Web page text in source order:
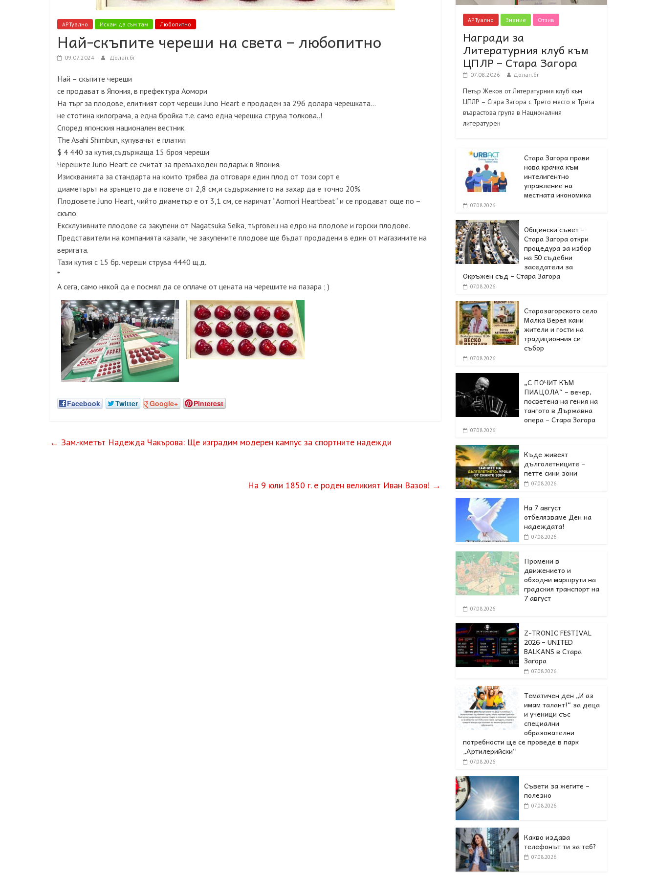
АРТуално Искам да съм там Любопитно
Най-скъпите череши на света – любопитно
09.07.2024 Долап.бг
Най – скъпите череши
се продават в Япония, в префектура Аомори
На търг за плодове, елитният сорт череши Juno Heart е продаден за 296 долара черешката…
не стотина килограма, а една бройка т.е. само една черешка струва толкова..!
Според японския национален вестник
The Asahi Shimbun, купувачът е платил
$ 4 440 за кутия,съдържаща 15 броя череши
Черешите Juno Heart се считат за превъзходен подарък в Япония.
Изискванията за стандарта на които трябва да отговаря един плод от този сорт е
диаметърът на зрънцето да е повече от 2,8 см,и съдържанието на захар да е точно 20%.
Плодовете Juno Heart, чийто диаметър е от 3,1 см, се наричат ​​​​“Aomori Heartbeat“ и се продават още по –
скъпо.
Ексклузивните плодове са закупени от Nagatsuka Seika, търговец на едро на плодове и горски плодове.
Представители на компанията казали, че закупените плодове ще бъдат продадени в един от магазините на
веригата.
Тази кутия с 15 бр. череши струва 4440 щ.д.
*
А сега, само някой да е посмял да се оплаче от цената на черешите на пазара ; )
Facebook Twitter Google+ Pinterest
← Зам.-кметът Надежда Чакърова: Ще изградим модерен кампус за спортните надежди
На 9 юли 1850 г. е роден великият Иван Вазов! →
АРТуално Знание Отзив
Награди за
Литературния клуб към
ЦПЛР – Стара Загора
07.08.2026 Долап.бг
Петър Жеков от Литературния клуб към
ЦПЛР – Стара Загора с Трето място в Трета
възрастова група в Националния
литературен
Стара Загора прави
нова крачка към
интелигентно
управление на
местната икономика
07.08.2026
Общински съвет –
Стара Загора откри
процедура за избор
на 50 съдебни
заседатели за
Окръжен съд – Стара Загора
07.08.2026
Старозагорското село
Малка Верея кани
жители и гости на
традиционния си
събор
07.08.2026
„С ПОЧИТ КЪМ
ПИАЦОЛА“ – вечер,
посветена на гения на
тангото в Държавна
опера – Стара Загора
07.08.2026
Къде живеят
дълголетниците –
петте сини зони
07.08.2026
На 7 август
отбелязваме Ден на
надеждата!
07.08.2026
Промени в
движението и
обходни маршрути на
градския транспорт на
7 август
07.08.2026
Z-TRONIC FESTIVAL
2026 – UNITED
BALKANS в Стара
Загора
07.08.2026
Тематичен ден „И аз
имам талант!“ за деца
и ученици със
специални
образователни
потребности ще се проведе в парк
„Артилерийски“
07.08.2026
Съвети за жегите –
полезно
07.08.2026
Какво издава
телефонът ти за теб?
07.08.2026